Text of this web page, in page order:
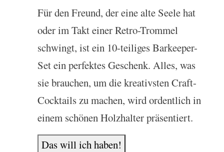
Für den Freund, der eine alte Seele hat
oder im Takt einer Retro-Trommel
schwingt, ist ein 10-teiliges Barkeeper-
Set ein perfektes Geschenk. Alles, was
sie brauchen, um die kreativsten Craft-
Cocktails zu machen, wird ordentlich in
einem schönen Holzhalter präsentiert.
Das will ich haben!